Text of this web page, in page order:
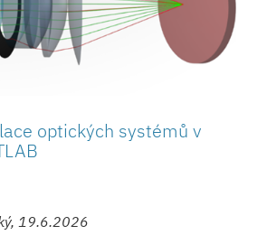
optických systémů v
19.6.2026